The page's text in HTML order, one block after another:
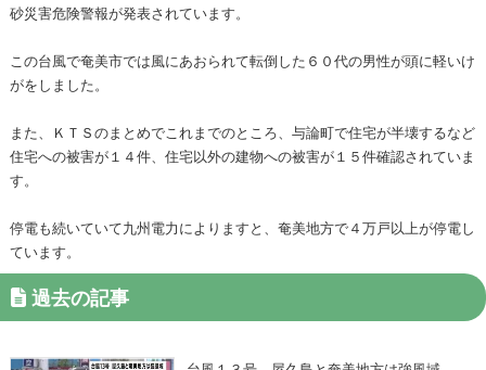
砂災害危険警報が発表されています。
この台風で奄美市では風にあおられて転倒した６０代の男性が頭に軽いけ
がをしました。
また、ＫＴＳのまとめでこれまでのところ、与論町で住宅が半壊するなど
住宅への被害が１４件、住宅以外の建物への被害が１５件確認されていま
す。
停電も続いていて九州電力によりますと、奄美地方で４万戸以上が停電し
ています。
過去の記事